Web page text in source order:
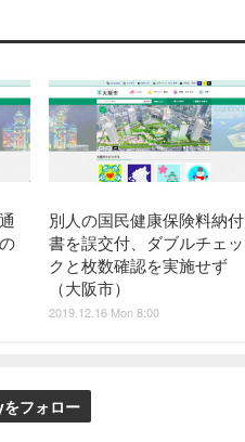
別人の国民健康保険料納付
書を誤交付、ダブルチェッ
クと枚数確認を実施せず
（大阪市）
2019.12.16 Mon 8:00
フォロー